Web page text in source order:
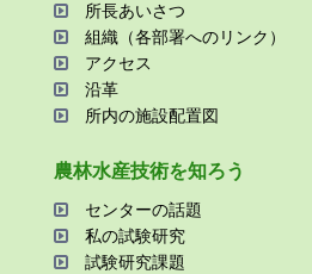
所⻑あいさつ
組織（各部署へのリンク）
アクセス
沿⾰
所内の施設配置図
農林⽔産技術を知ろう
センターの話題
私の試験研究
試験研究課題